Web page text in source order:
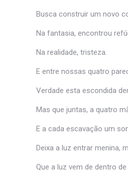
Busca construir um novo
Na fantasia, encontrou
Na realidade, tristeza.
E entre nossas quatro
Verdade esta escondida
Mas que juntas, a quatro
E a cada escavação um
Deixa a luz entrar menina,
Que a luz vem de dentro de